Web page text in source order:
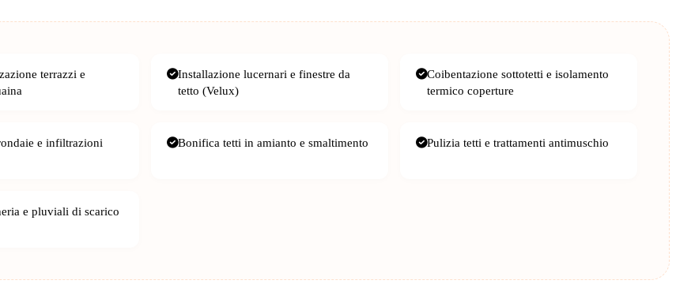
terrazzi e
Installazione lucernari e finestre da
tetto (Velux)
Coibentazione sottotetti e isolamento
termico coperture
e infiltrazioni
Bonifica tetti in amianto e smaltimento Pulizia tetti e trattamenti antimuschio
e pluviali di scarico